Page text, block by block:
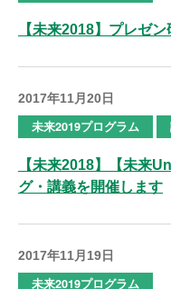
【未来2018】プレゼ
2017年11月20日
未来2019プログラム
【未来2018】【未来
グ・講義を開催します
2017年11月19日
未来2019プログラム